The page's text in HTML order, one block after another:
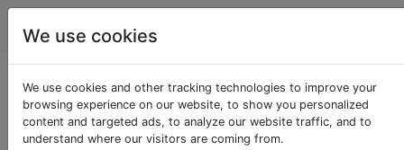
Apple
Disabilita il tasto Esc
in Safari per uscire
We use cookies
We use cookies and other tracking technologies to improve your
browsing experience on our website, to show you personalized
content and targeted ads, to analyze our website traffic, and to
understand where our visitors are coming from.